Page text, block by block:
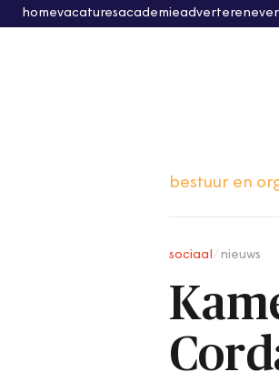
homevacaturesacademieadverteren
bestuur en
sociaal nieuws